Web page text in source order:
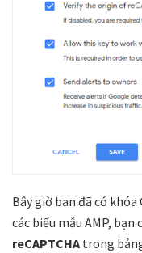
Bây giờ ban đã có
các biểu mẫu AMP,
reCAPTCHA trong